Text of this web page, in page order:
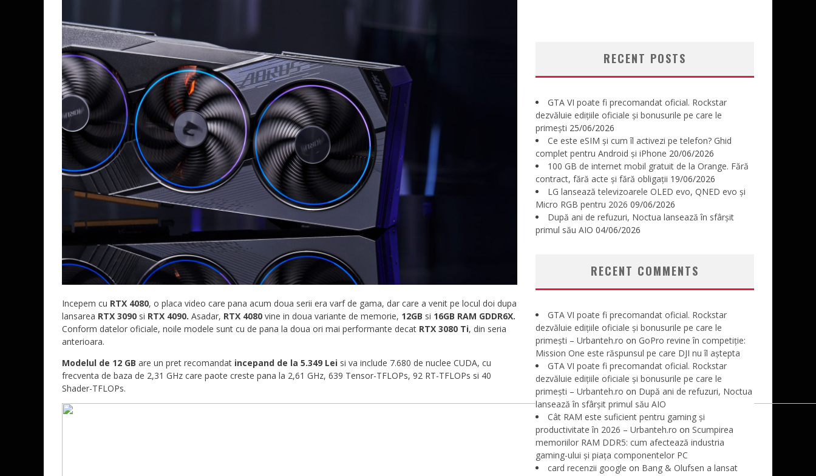
Incepem cu RTX 4080, o placa video care pana acum doua serii era varf de gama, dar care a venit pe locul doi dupa
lansarea RTX 3090 si RTX 4090. Asadar, RTX 4080 vine in doua variante de memorie, 12GB si 16GB RAM GDDR6X.
Conform datelor oficiale, noile modele sunt cu de pana la doua ori mai performante decat RTX 3080 Ti, din seria
anterioara.
Modelul de 12 GB are un pret recomandat incepand de la 5.349 Lei si va include 7.680 de nuclee CUDA, cu
frecventa de baza de 2,31 GHz care paote creste pana la 2,61 GHz, 639 Tensor-TFLOPs, 92 RT-TFLOPs si 40
Shader-TFLOPs.
RECENT POSTS
GTA VI poate fi precomandat oficial. Rockstar
dezvăluie edițiile oficiale și bonusurile pe care le
primești 25/06/2026
Ce este eSIM și cum îl activezi pe telefon? Ghid
complet pentru Android și iPhone 20/06/2026
100 GB de internet mobil gratuit de la Orange. Fără
contract, fără acte și fără obligații 19/06/2026
LG lansează televizoarele OLED evo, QNED evo și
Micro RGB pentru 2026 09/06/2026
După ani de refuzuri, Noctua lansează în sfârșit
primul său AIO 04/06/2026
RECENT COMMENTS
GTA VI poate fi precomandat oficial. Rockstar
dezvăluie edițiile oficiale și bonusurile pe care le
primești – Urbanteh.ro on GoPro revine în competiție:
Mission One este răspunsul pe care DJI nu îl aștepta
GTA VI poate fi precomandat oficial. Rockstar
dezvăluie edițiile oficiale și bonusurile pe care le
primești – Urbanteh.ro on După ani de refuzuri, Noctua
lansează în sfârșit primul său AIO
Cât RAM este suficient pentru gaming și
productivitate în 2026 – Urbanteh.ro on Scumpirea
memoriilor RAM DDR5: cum afectează industria
gaming-ului și piața componentelor PC
card recenzii google on Bang & Olufsen a lansat